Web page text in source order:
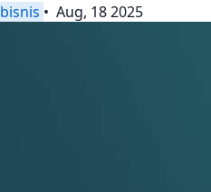
bisnis • Aug, 18 2025